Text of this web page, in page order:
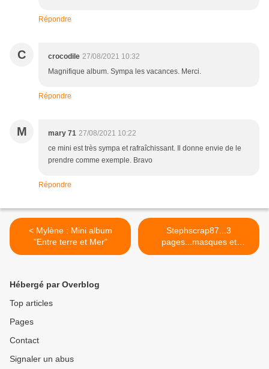
Répondre
C crocodile 27/08/2021 10:32
Magnifique album. Sympa les vacances. Merci.
Répondre
M mary 71 27/08/2021 10:22
ce mini est très sympa et rafraîchissant. Il donne envie de le
prendre comme exemple. Bravo
Répondre
< Mylène : Mini album
"Entre terre et Mer"
Stephscrap87...3
pages...masques et
poudres... >
Hébergé par Overblog
Top articles
Pages
Contact
Signaler un abus